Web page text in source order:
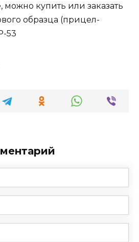
купить или заказать
образца (прицел-
53